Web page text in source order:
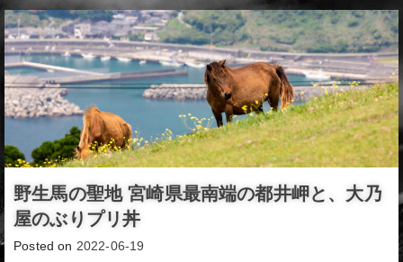
野生馬の聖地 宮崎県最南端の都井岬と、大乃
屋のぶりプリ丼
Posted on 2022-06-19